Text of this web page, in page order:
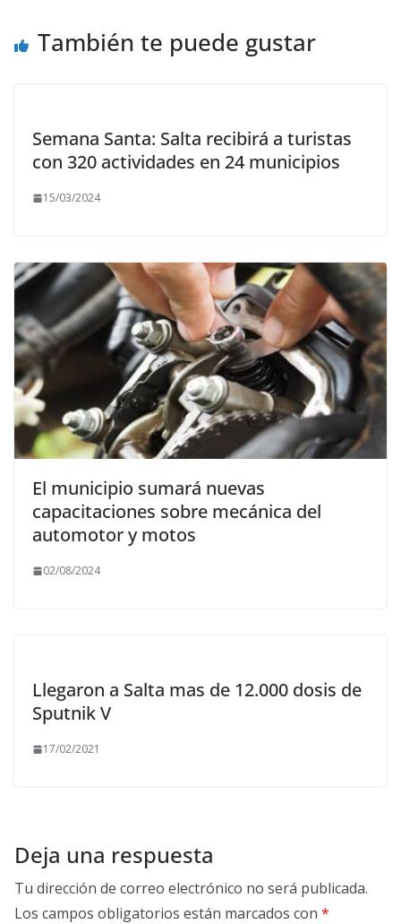
También te puede gustar
Semana Santa: Salta recibirá a turistas
con 320 actividades en 24 municipios
15/03/2024
El municipio sumará nuevas
capacitaciones sobre mecánica del
automotor y motos
02/08/2024
Llegaron a Salta mas de 12.000 dosis de
Sputnik V
17/02/2021
Deja una respuesta
Tu dirección de correo electrónico no será publicada.
Los campos obligatorios están marcados con *